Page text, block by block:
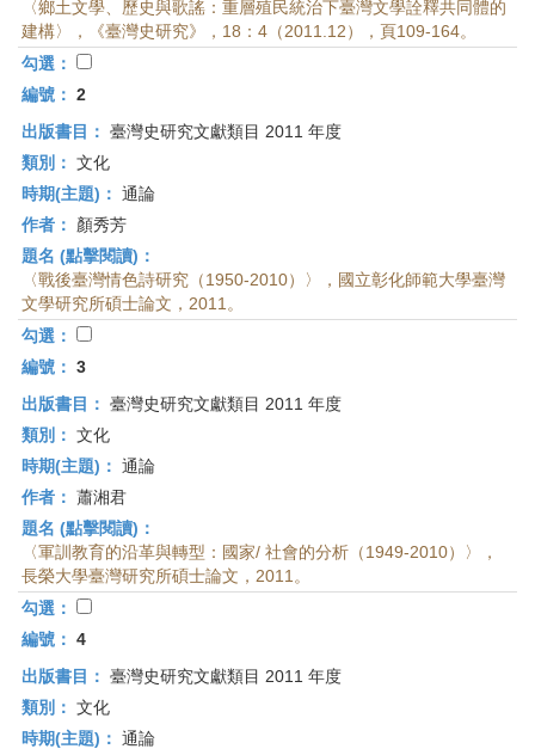
所-
首
頁
〈鄉土文學、歷史與歌謠：重層殖民統治下臺灣文學詮釋共同體的
建構〉，《臺灣史研究》，18：4（2011.12），頁109-164。
勾選：
編號： 2
出版書目： 臺灣史研究文獻類目 2011 年度
類別： 文化
時期(主題)： 通論
作者：
顏秀芳
題名 (點擊閱讀)：
〈戰後臺灣情色詩研究（1950-2010）〉，國立彰化師範大學臺灣
文學研究所碩士論文，2011。
勾選：
編號： 3
出版書目： 臺灣史研究文獻類目 2011 年度
類別： 文化
時期(主題)： 通論
作者： 蕭湘君
題名 (點擊閱讀)：
〈軍訓教育的沿革與轉型：國家/ 社會的分析（1949-2010）〉，
長榮大學臺灣研究所碩士論文，2011。
勾選：
編號： 4
出版書目： 臺灣史研究文獻類目 2011 年度
類別： 文化
時期(主題)： 通論